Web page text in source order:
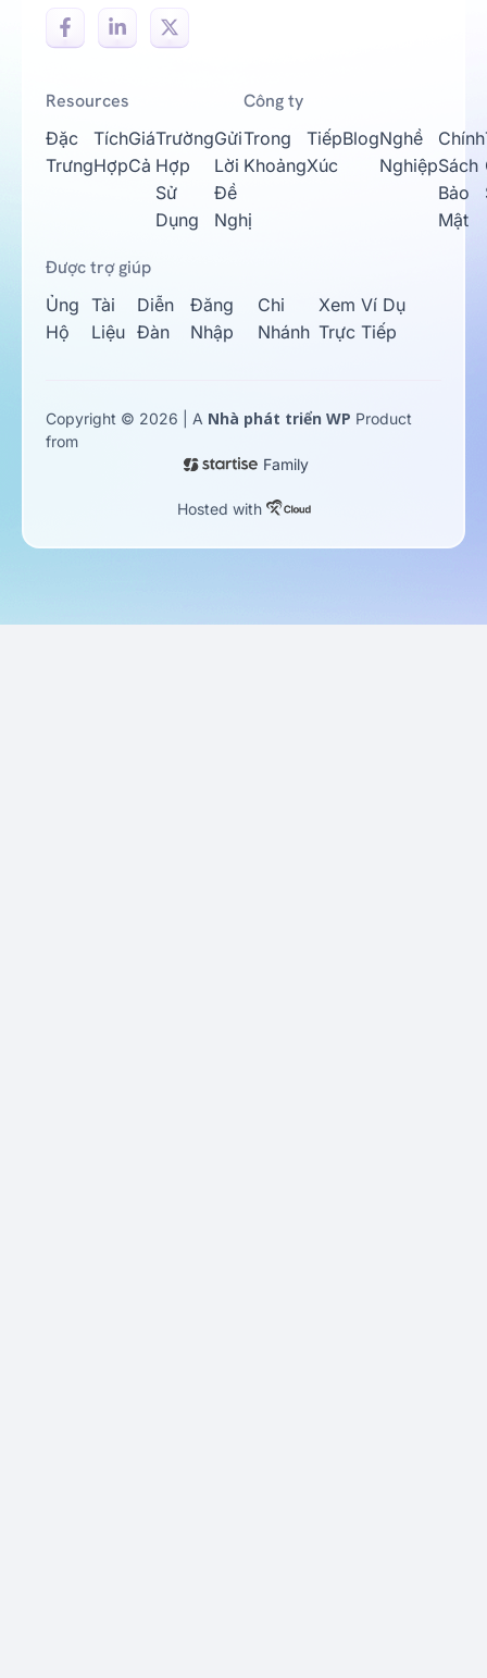
Resources
Đặc
Trưng
Tích
Hợp
Giá
Cả
Trường
Hợp
Sử
Dụng
Gửi
Lời
Đề
Nghị
Công ty
Trong
Khoảng
Tiếp
Xúc
BlogNghề
Nghiệp
Chính
Sách
Bảo
Mật
Được trợ giúp
Ủng
Hộ
Tài
Liệu
Diễn
Đàn
Đăng
Nhập
Chi
Nhánh
Xem Ví Dụ
Trực Tiếp
Copyright © 2026 | A Nhà phát triển WP Product
from
Family
Hosted with